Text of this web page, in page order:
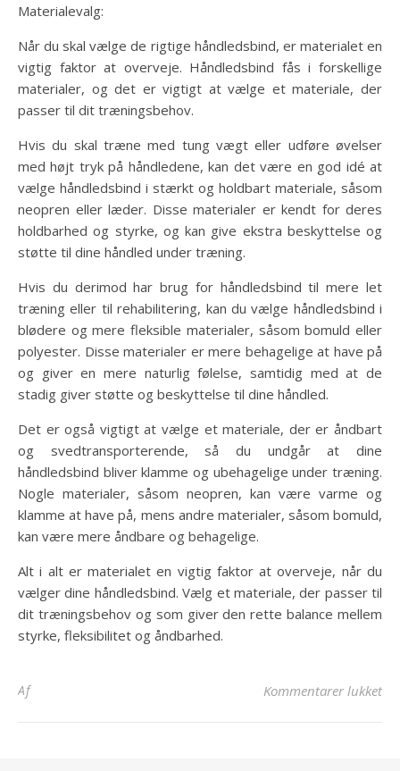
Materialevalg:
Når du skal vælge de rigtige håndledsbind, er materialet en
vigtig faktor at overveje. Håndledsbind fås i forskellige
materialer, og det er vigtigt at vælge et materiale, der
passer til dit træningsbehov.
Hvis du skal træne med tung vægt eller udføre øvelser
med højt tryk på håndledene, kan det være en god idé at
vælge håndledsbind i stærkt og holdbart materiale, såsom
neopren eller læder. Disse materialer er kendt for deres
holdbarhed og styrke, og kan give ekstra beskyttelse og
støtte til dine håndled under træning.
Hvis du derimod har brug for håndledsbind til mere let
træning eller til rehabilitering, kan du vælge håndledsbind i
blødere og mere fleksible materialer, såsom bomuld eller
polyester. Disse materialer er mere behagelige at have på
og giver en mere naturlig følelse, samtidig med at de
stadig giver støtte og beskyttelse til dine håndled.
Det er også vigtigt at vælge et materiale, der er åndbart
og svedtransporterende, så du undgår at dine
håndledsbind bliver klamme og ubehagelige under træning.
Nogle materialer, såsom neopren, kan være varme og
klamme at have på, mens andre materialer, såsom bomuld,
kan være mere åndbare og behagelige.
Alt i alt er materialet en vigtig faktor at overveje, når du
vælger dine håndledsbind. Vælg et materiale, der passer til
dit træningsbehov og som giver den rette balance mellem
styrke, fleksibilitet og åndbarhed.
Af Kommentarer lukkettil